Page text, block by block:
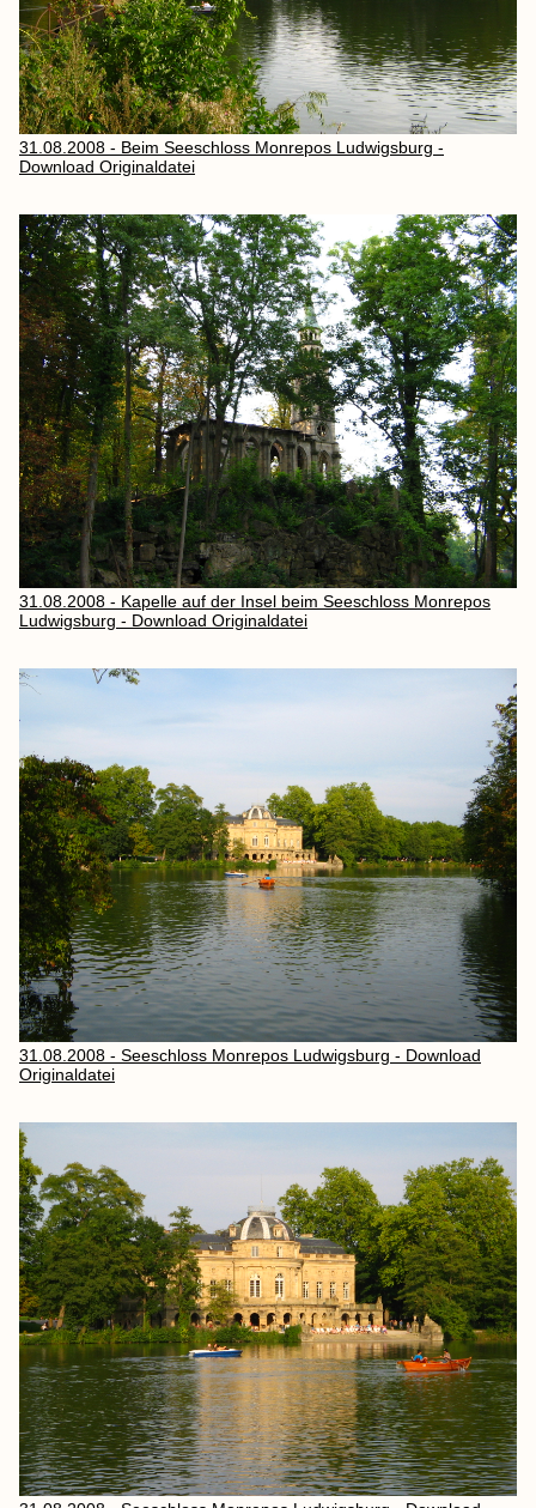
31.08.2008 - Beim Seeschloss Monrepos Ludwigsburg -
Download Originaldatei
31.08.2008 - Kapelle auf der Insel beim Seeschloss Monrepos
Ludwigsburg - Download Originaldatei
31.08.2008 - Seeschloss Monrepos Ludwigsburg - Download
Originaldatei